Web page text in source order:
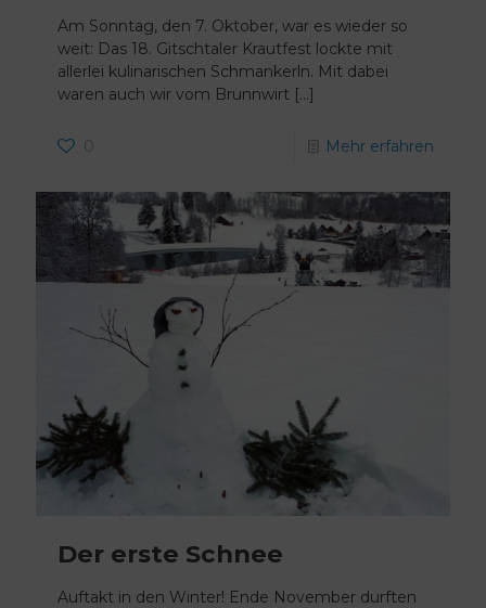
Am Sonntag, den 7. Oktober, war es wieder so
weit: Das 18. Gitschtaler Krautfest lockte mit
allerlei kulinarischen Schmankerln. Mit dabei
waren auch wir vom Brunnwirt […]
0 Mehr erfahren
Der erste Schnee
Auftakt in den Winter! Ende November durften